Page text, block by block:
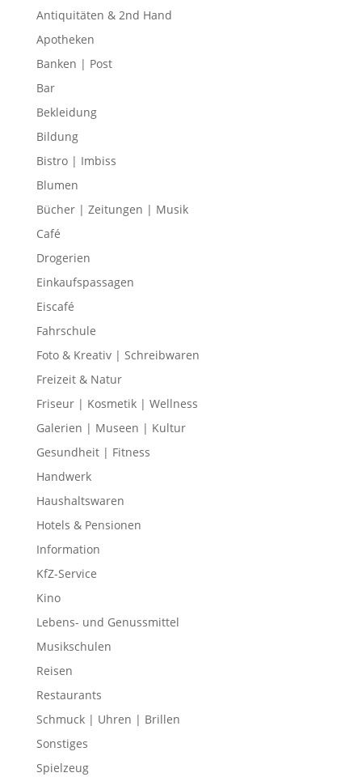
Antiquitäten & 2nd Hand
Apotheken
Banken | Post
Bar
Bekleidung
Bildung
Bistro | Imbiss
Blumen
Bücher | Zeitungen | Musik
Café
Drogerien
Einkaufspassagen
Eiscafé
Fahrschule
Foto & Kreativ | Schreibwaren
Freizeit & Natur
Friseur | Kosmetik | Wellness
Galerien | Museen | Kultur
Gesundheit | Fitness
Handwerk
Haushaltswaren
Hotels & Pensionen
Information
KfZ-Service
Kino
Lebens- und Genussmittel
Musikschulen
Reisen
Restaurants
Schmuck | Uhren | Brillen
Sonstiges
Spielzeug